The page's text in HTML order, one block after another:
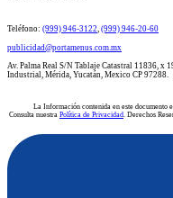
​​​​​​​​​​​​​​​​​​​​Teléfono: (999) 946-3122 (999) 946-20-60
publicidad@portamenus.com.mx
Av. Palma Real S/N Tablaje Catastral 11836, x
Industrial, Mérida, Yucatán, Mexico CP 97288.
La Información contenida en este documento
Consulta nuestra Política de Privacidad . Derechos